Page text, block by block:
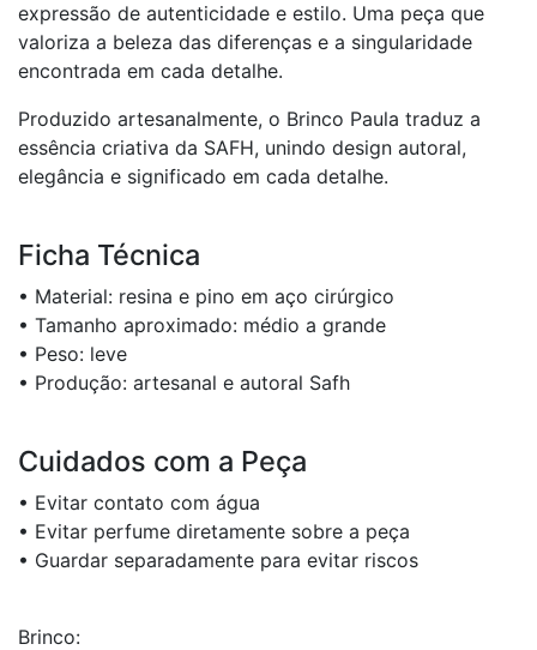
expressão de autenticidade e estilo. Uma peça que
valoriza a beleza das diferenças e a singularidade
encontrada em cada detalhe.
Produzido artesanalmente, o Brinco Paula traduz a
essência criativa da SAFH, unindo design autoral,
elegância e significado em cada detalhe.
Ficha Técnica
• Material: resina e pino em aço cirúrgico
• Tamanho aproximado: médio a grande
• Peso: leve
• Produção: artesanal e autoral Safh
Cuidados com a Peça
• Evitar contato com água
• Evitar perfume diretamente sobre a peça
• Guardar separadamente para evitar riscos
Brinco: